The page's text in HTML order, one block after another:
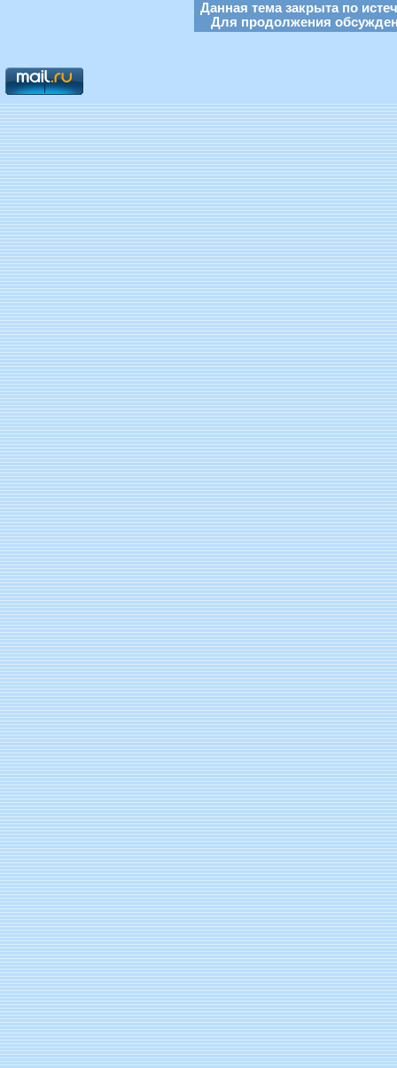
Данная тема закрыта по
Для продолжения